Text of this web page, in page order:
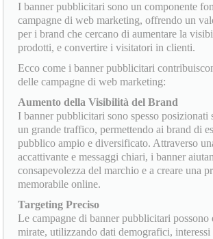
I banner pubblicitari sono un componente
campagne di web marketing, offrendo un
per i brand che cercano di aumentare la
prodotti, e convertire i visitatori in clienti.
Ecco come i banner pubblicitari
delle campagne di web marketing:
Aumento della Visibilità del Brand
I banner pubblicitari sono spesso posizionati
un grande traffico, permettendo ai brand di
pubblico ampio e diversificato. Attraverso
accattivante e messaggi chiari, i banner
consapevolezza del marchio e a creare una
memorabile online.
Targeting Preciso
Le campagne di banner pubblicitari possono
mirate, utilizzando dati demografici, interessi